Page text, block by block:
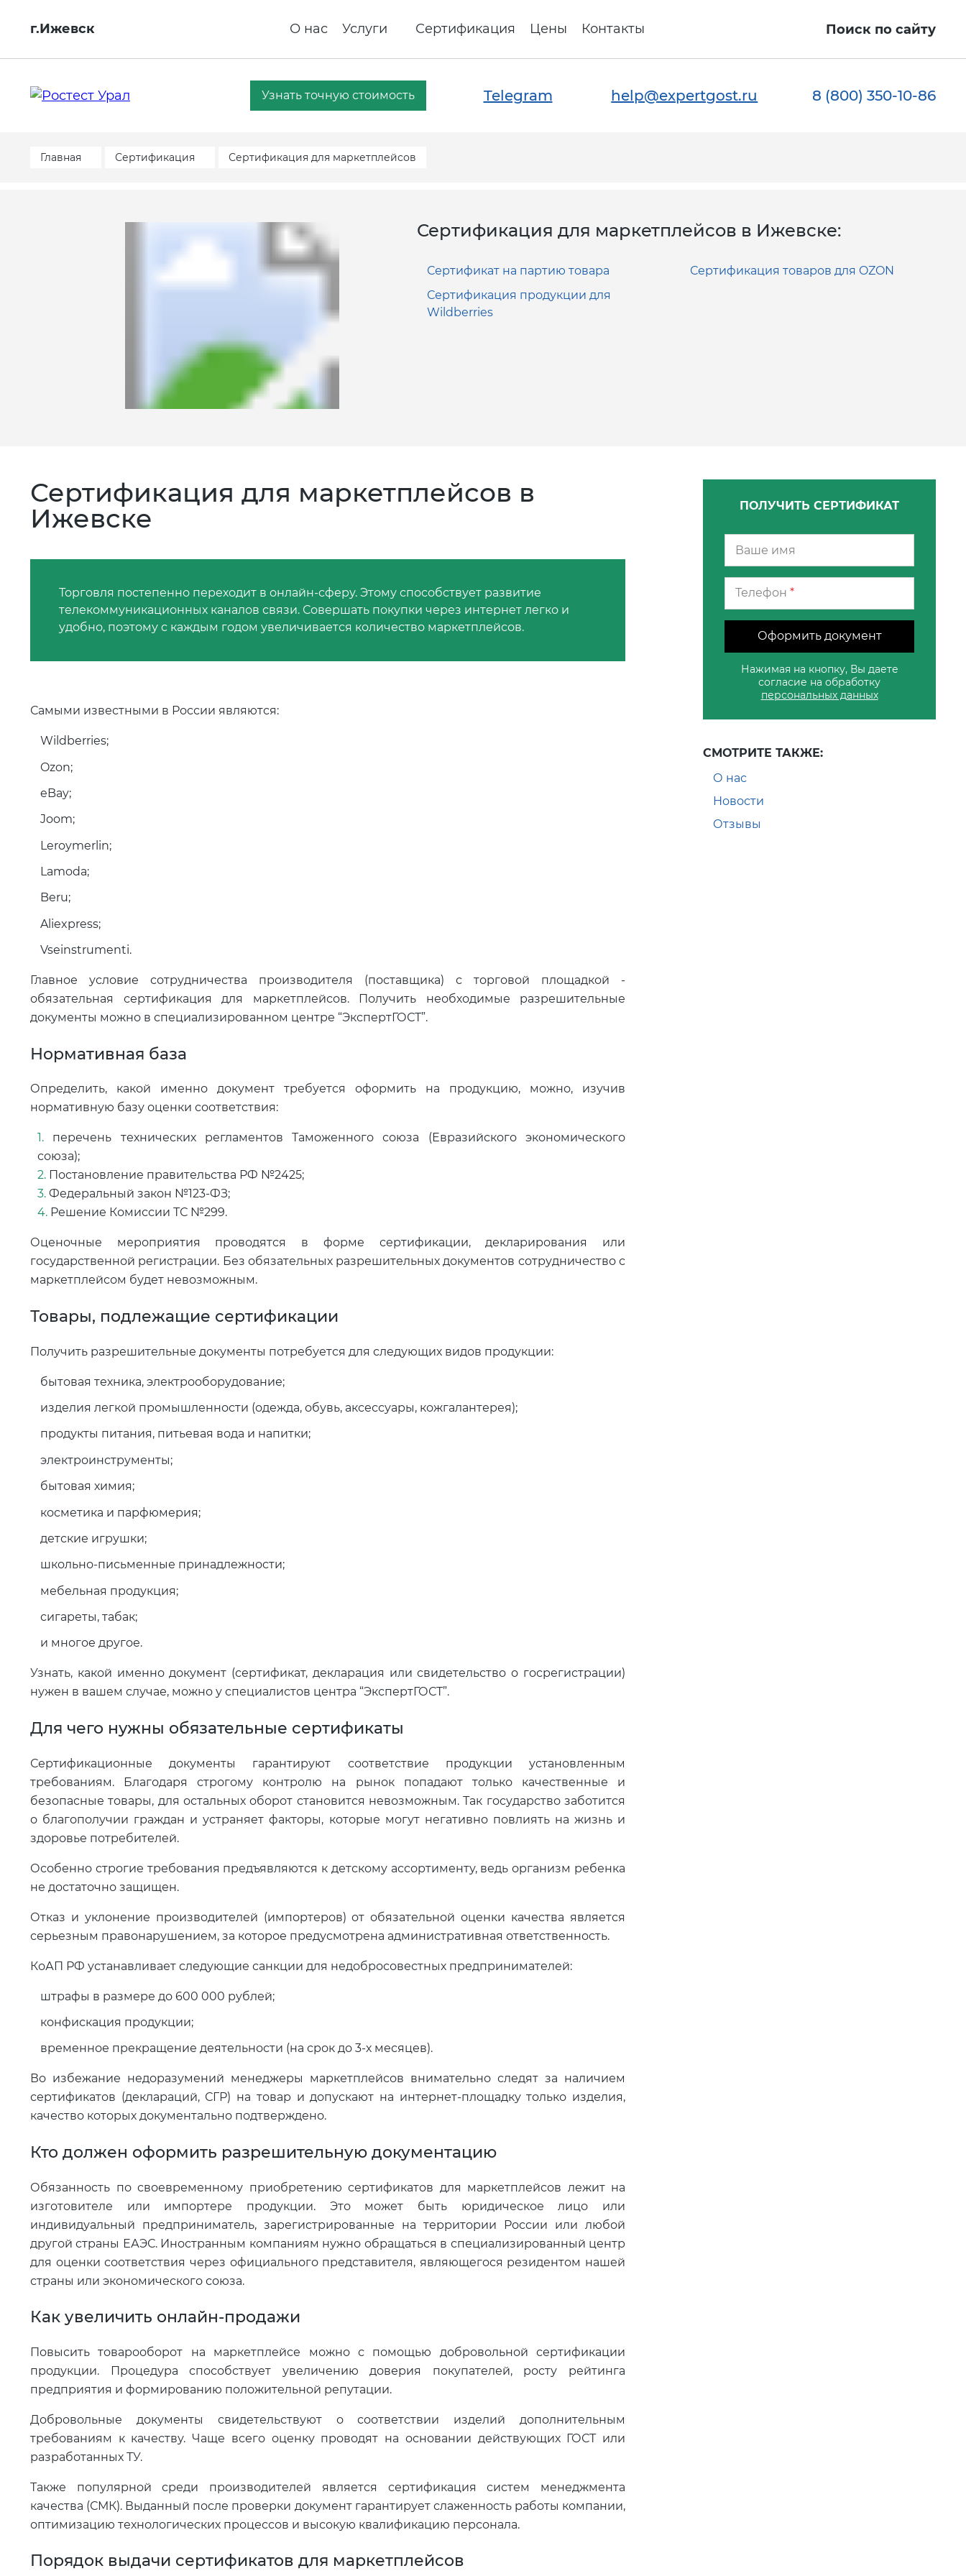
г.Ижевск О нас Услуги Сертификация Цены Контакты Поиск по сайту
Узнать точную стоимость Telegram help@expertgost.ru 8 (800) 350-10-86
Главная Сертификация Сертификация для маркетплейсов
Сертификация для маркетплейсов в Ижевске:
Сертификат на партию товара
Сертификация продукции для
Wildberries
Сертификация товаров для OZON
Сертификация для маркетплейсов в
Ижевске
Торговля постепенно переходит в онлайн-сферу. Этому способствует развитие
телекоммуникационных каналов связи. Совершать покупки через интернет легко и
удобно, поэтому с каждым годом увеличивается количество маркетплейсов.
Самыми известными в России являются:
Wildberries;
Ozon;
eBay;
Joom;
Leroymerlin;
Lamoda;
Beru;
Aliexpress;
Vseinstrumenti.
Главное условие сотрудничества производителя (поставщика) с торговой площадкой -
обязательная сертификация для маркетплейсов. Получить необходимые разрешительные
документы можно в специализированном центре “ЭкспертГОСТ”.
Нормативная база
Определить, какой именно документ требуется оформить на продукцию, можно, изучив
нормативную базу оценки соответствия:
перечень технических регламентов Таможенного союза (Евразийского экономического
союза);
Постановление правительства РФ №2425;
Федеральный закон №123-ФЗ;
Решение Комиссии ТС №299.
Оценочные мероприятия проводятся в форме сертификации, декларирования или
государственной регистрации. Без обязательных разрешительных документов сотрудничество с
маркетплейсом будет невозможным.
Товары, подлежащие сертификации
Получить разрешительные документы потребуется для следующих видов продукции:
бытовая техника, электрооборудование;
изделия легкой промышленности (одежда, обувь, аксессуары, кожгалантерея);
продукты питания, питьевая вода и напитки;
электроинструменты;
бытовая химия;
косметика и парфюмерия;
детские игрушки;
школьно-письменные принадлежности;
мебельная продукция;
сигареты, табак;
и многое другое.
Узнать, какой именно документ (сертификат, декларация или свидетельство о госрегистрации)
нужен в вашем случае, можно у специалистов центра “ЭкспертГОСТ”.
Для чего нужны обязательные сертификаты
Сертификационные документы гарантируют соответствие продукции установленным
требованиям. Благодаря строгому контролю на рынок попадают только качественные и
безопасные товары, для остальных оборот становится невозможным. Так государство заботится
о благополучии граждан и устраняет факторы, которые могут негативно повлиять на жизнь и
здоровье потребителей.
Особенно строгие требования предъявляются к детскому ассортименту, ведь организм ребенка
не достаточно защищен.
Отказ и уклонение производителей (импортеров) от обязательной оценки качества является
серьезным правонарушением, за которое предусмотрена административная ответственность.
КоАП РФ устанавливает следующие санкции для недобросовестных предпринимателей:
штрафы в размере до 600 000 рублей;
конфискация продукции;
временное прекращение деятельности (на срок до 3-х месяцев).
Во избежание недоразумений менеджеры маркетплейсов внимательно следят за наличием
сертификатов (деклараций, СГР) на товар и допускают на интернет-площадку только изделия,
качество которых документально подтверждено.
Кто должен оформить разрешительную документацию
Обязанность по своевременному приобретению сертификатов для маркетплейсов лежит на
изготовителе или импортере продукции. Это может быть юридическое лицо или
индивидуальный предприниматель, зарегистрированные на территории России или любой
другой страны ЕАЭС. Иностранным компаниям нужно обращаться в специализированный центр
для оценки соответствия через официального представителя, являющегося резидентом нашей
страны или экономического союза.
Как увеличить онлайн-продажи
Повысить товарооборот на маркетплейсе можно с помощью добровольной сертификации
продукции. Процедура способствует увеличению доверия покупателей, росту рейтинга
предприятия и формированию положительной репутации.
Добровольные документы свидетельствуют о соответствии изделий дополнительным
требованиям к качеству. Чаще всего оценку проводят на основании действующих ГОСТ или
разработанных ТУ.
Также популярной среди производителей является сертификация систем менеджмента
качества (СМК). Выданный после проверки документ гарантирует слаженность работы компании,
оптимизацию технологических процессов и высокую квалификацию персонала.
Порядок выдачи сертификатов для маркетплейсов
ПОЛУЧИТЬ СЕРТИФИКАТ
Телефон *
Оформить документ
Нажимая на кнопку, Вы даете
согласие на обработку
персональных данных
СМОТРИТЕ ТАКЖЕ:
О нас
Новости
Отзывы